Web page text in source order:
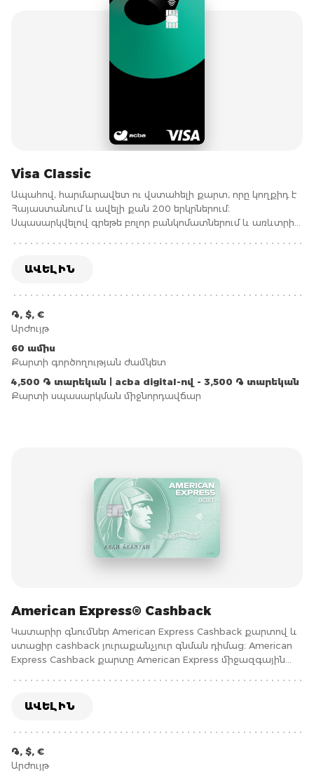
Visa Classic
Ապահով, հարմարավետ ու վստահելի քարտ, որը կողքիդ է
Հայաստանում և ավելի քան 200 երկրներում։
Սպասարկվելով գրեթե բոլոր բանկոմատներում և առևտրի
աշխարհի ցանկացած կետում։ Visa Classic քարտը Visa
հաշվարկային տեսակի քարտ է:
ԱՎԵԼԻՆ
֏, $, €
Արժույթ
60 ամիս
Քարտի գործողության ժամկետ
4,500 ֏ տարեկան | acba digital-ով - 3,500 ֏ տարեկան
Քարտի սպասարկման միջնորդավճար
American Express® Cashback
Կատարիր գնումներ American Express Cashback քարտով և
ստացիր cashback յուրաքանչյուր գնման դիմաց։ American
Express Cashback քարտը American Express միջազգային
ԱՎԵԼԻՆ
֏, $, €
Արժույթ